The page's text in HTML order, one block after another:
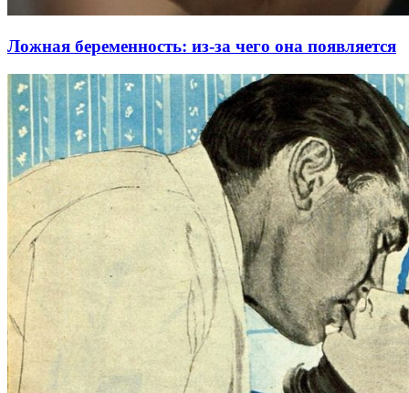
Ложная беременность: из-за чего она появляется